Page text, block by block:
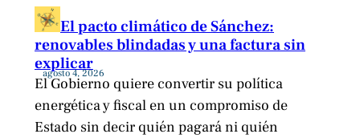
El pacto climático de Sánchez:
renovables blindadas y una factura sin
explicar
agosto 4, 2026
El Gobierno quiere convertir su política
energética y fiscal en un compromiso de
Estado sin decir quién pagará ni quién